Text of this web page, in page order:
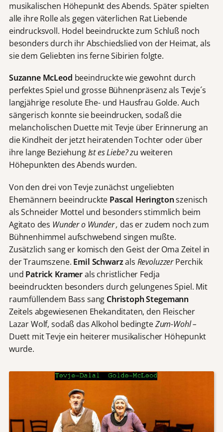
musikalischen Höhepunkt des Abends. Später spielten
alle ihre Rolle als gegen väterlichen Rat Liebende
eindrucksvoll. Hodel beeindruckte zum Schluß noch
besonders durch ihr Abschiedslied von der Heimat, als
sie dem Geliebten ins ferne Sibirien folgte.
Suzanne McLeod beeindruckte wie gewohnt durch
perfektes Spiel und grosse Bühnenpräsenz als Tevje´s
langjährige resolute Ehe- und Hausfrau Golde. Auch
sängerisch konnte sie beeindrucken, sodaß die
melancholischen Duette mit Tevje über Erinnerung an
die Kindheit der jetzt heiratenden Tochter oder über
ihre lange BeziehungIst es Liebe? zu weiteren
Höhepunkten des Abends wurden.
Von den drei von Tevje zunächst ungeliebten
Ehemännern beeindruckte Pascal Heringtonszenisch
als Schneider Mottel und besonders stimmlich beim
Agitato des Wunder o Wunder , das er zudem noch zum
Bühnenhimmel aufschwebend singen mußte.
Zusätzlich sang er komisch den Geist der Oma Zeitel in
der Traumszene. Emil Schwarzals RevoluzzerPerchik
und Patrick Kramerals christlicher Fedja
beeindruckten besonders durch gelungenes Spiel. Mit
raumfüllendem Bass sang Christoph Stegemann
Zeitels abgewiesenen Ehekanditaten, den Fleischer
Lazar Wolf, sodaß das Alkohol bedingteZum-Wohl –
Duett mit Tevje ein heiterer musikalischer Höhepunkt
wurde.